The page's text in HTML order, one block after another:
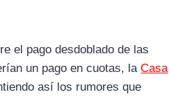
el pago desdoblado de las
un pago en cuotas, laCasa
así los rumores que